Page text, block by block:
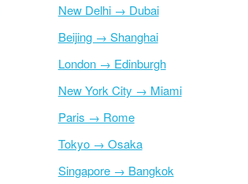
New Delhi → Dubai
Beijing → Shanghai
London → Edinburgh
New York City → Miami
Paris → Rome
Tokyo → Osaka
Singapore → Bangkok